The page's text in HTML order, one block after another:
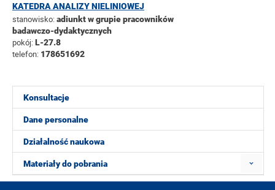
Konsultacje
Dane personalne
Działalność naukowa
Materiały do pobrania
KATEDRA ANALIZY NIELINIOWEJ
stanowisko:adiunkt w grupie pracowników
badawczo-dydaktycznych
pokój:L-27.8
telefon: 178651692